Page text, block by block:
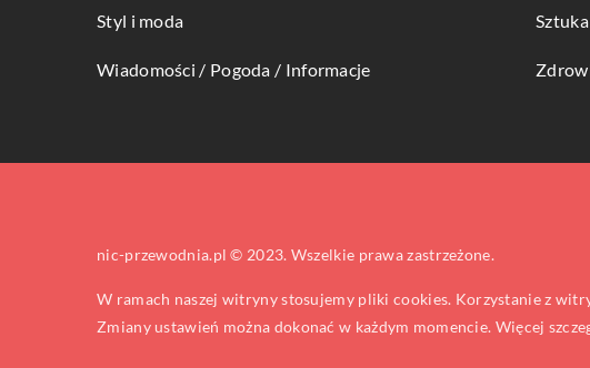
Styl i moda
Wiadomości / Pogoda / Informacje
nic-przewodnia.pl © 2023. Wszelkie prawa zastrzeżone.
W ramach naszej witryny stosujemy pliki cookies. Korzystanie z
Zmiany ustawień można dokonać w każdym momencie. Więcej